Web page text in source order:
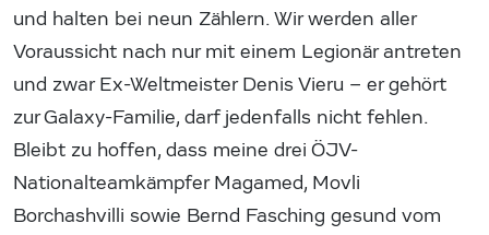
und halten bei neun Zählern. Wir werden aller
Voraussicht nach nur mit einem Legionär antreten
und zwar Ex-Weltmeister Denis Vieru – er gehört
zur Galaxy-Familie, darf jedenfalls nicht fehlen.
Bleibt zu hoffen, dass meine drei ÖJV-
Nationalteamkämpfer Magamed, Movli
Borchashvilli sowie Bernd Fasching gesund vom